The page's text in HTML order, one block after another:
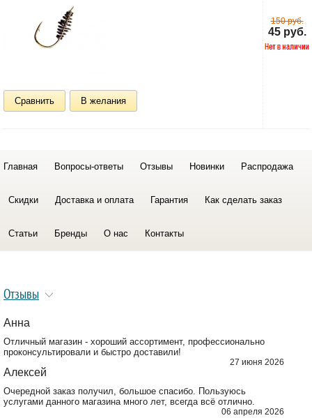
Сравнить В желания
150 руб.
45 руб.
Главная Вопросы-ответы Отзывы Новинки Распродажа
Скидки Доставка и оплата Гарантия Как сделать заказ
Статьи Бренды О нас Контакты
Отзывы
Анна
Отличный магазин - хороший ассортимент, профессионально
проконсультировали и быстро доставили!
27 июня 2026
Алексей
Очередной заказ получил, большое спасибо. Пользуюсь
услугами данного магазина много лет, всегда всё отлично.
06 апреля 2026